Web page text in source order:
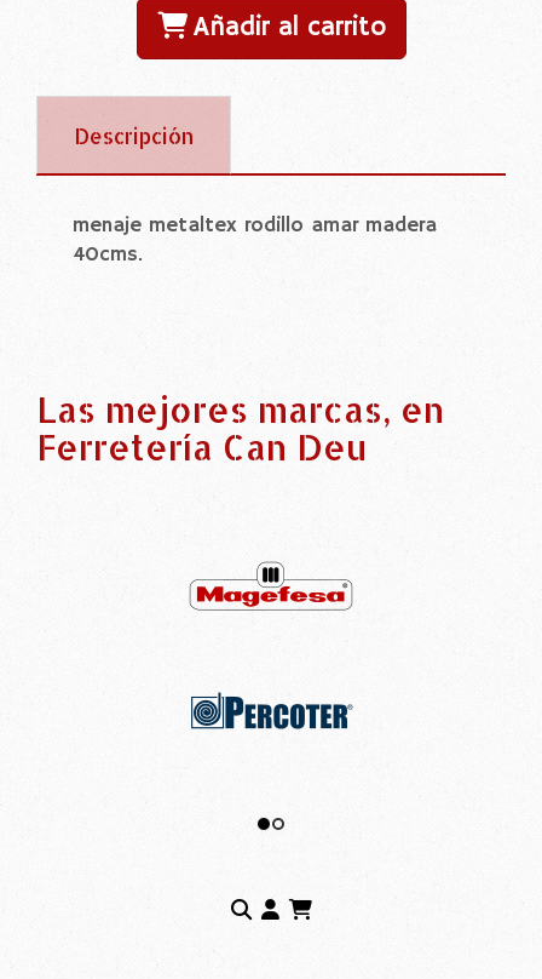
Añadir al carrito
Descripción
menaje metaltex rodillo amar madera
40cms.
Las mejores marcas, en
Ferretería Can Deu